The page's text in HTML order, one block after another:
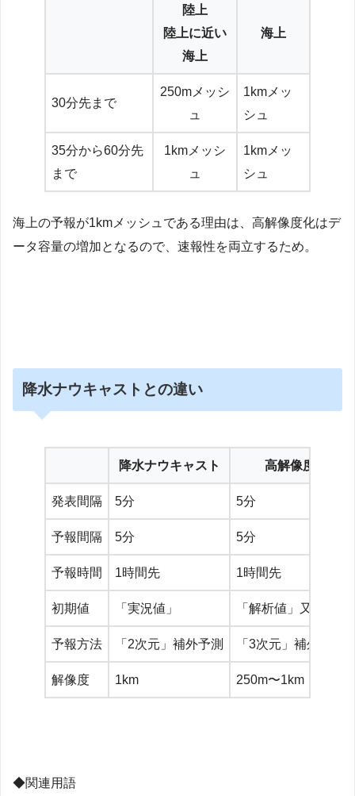
陸上
陸上に近い
海上
海上
30分先まで
250mメッシ
ュ
1kmメッ
シュ
35分から60分先
まで
1kmメッシ
ュ
1kmメッ
シュ
海上の予報が1kmメッシュである理由は、高解像度化はデ
ータ容量の増加となるので、速報性を両立するため。
降水ナウキャストとの違い
降水ナウキャスト 高解像度降水
発表間隔 5分 5分
予報間隔 5分 5分
予報時間 1時間先 1時間先
初期値 「実況値」 「解析値」又は「
予報方法 「2次元」補外予測 「3次元」補外予
解像度 1km 250m〜1km
◆関連用語